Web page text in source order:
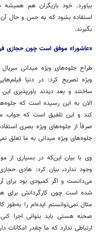
بیاورد. خود بازیگران هم
استفاده بشود که به حس و حال
بگیرند.
«عاشورا» موفق است چون حجازی
طراح جلوه‌های ویژه میدانی
ویژه تصریح کرد: در دنیا
ساختند و بعد دیدند باورپذیری
الان به این رسیده است که
کند و این تلفیق است که جواب
صرفاً از جلوه‌های ویژه بصری
جلوه‌های ویژه میدانی به ما تعلق
وی با بیان این‌که در بسیاری از
وجود ندارد، بیان کرد: هادی
می‌دانست و اگر کمبودی بود
شده است چون کارگردانش برای
مثال نمی‌توانستم ایده‌ام را
صحنه هستی باید بتوانی اجرا
ارتباطی ندارد که ما چقدر